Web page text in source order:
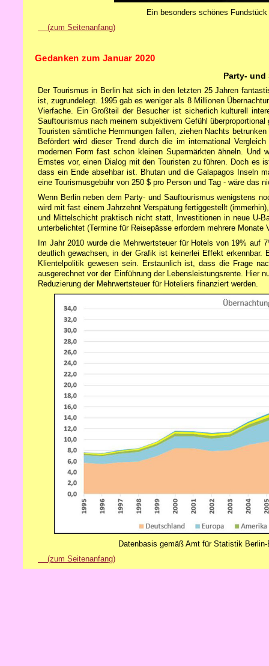
Ein besonders schönes
(zum Seitenanfang)
Gedanken zum Januar 2020
Party-
Der Tourismus in Berlin hat sich in den letzten 25 Jahren
ist, zugrundelegt. 1995 gab es weniger als 8 Millionen
Vierfache. Ein Großteil der Besucher ist sicherlich kulturell
Sauftourismus nach meinem subjektivem Gefühl
Touristen sämtliche Hemmungen fallen, ziehen Nachts
Befördert wird dieser Trend durch die im international
modernen Form fast schon kleinen Supermärkten ähneln.
Ernstes vor, einen Dialog mit den Touristen zu führen. Doch es
dass ein Ende absehbar ist. Bhutan und die Galapagos Inseln
eine Tourismusgebühr von 250 $ pro Person und Tag - wäre das
Wenn Berlin neben dem Party- und Sauftourismus wenigstens
wird mit fast einem Jahrzehnt Verspätung fertiggestellt
und Mittelschicht praktisch nicht statt, Investitionen in neue U-
unterbelichtet (Termine für Reisepässe erfordern mehrere Monate
Im Jahr 2010 wurde die Mehrwertsteuer für Hotels von 19%
deutlich gewachsen, in der Grafik ist keinerlei Effekt
Klientelpolitik gewesen sein. Erstaunlich ist, dass die Frage
ausgerechnet vor der Einführung der Lebensleistungsrente. Hier
Reduzierung der Mehrwertsteuer für Hoteliers finanziert werden.
Datenbasis gemäß Amt für Statistik
(zum Seitenanfang)